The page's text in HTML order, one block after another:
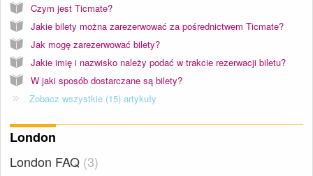
Czym jest Ticmate?
Jakie bilety można zarezerwować za pośrednictwem Ticmate?
Jak mogę zarezerwować bilety?
Jakie imię i nazwisko należy podać w trakcie rezerwacji biletu?
W jaki sposób dostarczane są bilety?
Zobacz wszystkie (15) artykuły
London
London FAQ 3